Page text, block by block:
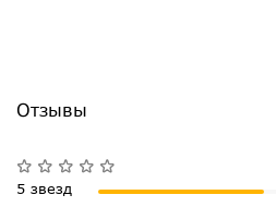
Отзывы
5 звезд